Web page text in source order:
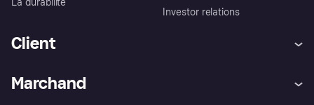
Investor relations
Client
Marchand